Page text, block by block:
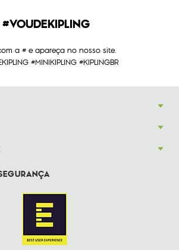
#VOUDEKIPLING
a # e apareça no nosso site.
#MINIKIPLING #KIPLINGBR